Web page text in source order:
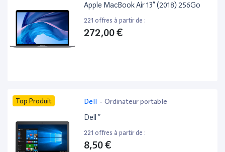
Apple MacBook Air 13” (2018) 256Go
221 offres à partir de :
272,00 €
Top Produit Dell - Ordinateur portable
Dell ”
221 offres à partir de :
8,50 €